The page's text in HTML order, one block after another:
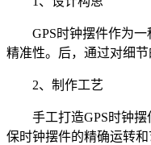
GPS时钟摆件作为一种
精准性。后，通过对细
2、制作工艺
手工打造GPS时钟摆
保时钟摆件的精确运转和